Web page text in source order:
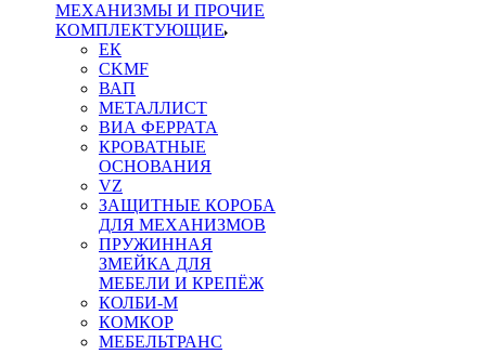
МЕХАНИЗМЫ И ПРОЧИЕ
КОМПЛЕКТУЮЩИЕ
ЕК
CKMF
ВАП
МЕТАЛЛИСТ
ВИА ФЕРРАТА
КРОВАТНЫЕ
ОСНОВАНИЯ
VZ
ЗАЩИТНЫЕ КОРОБА
ДЛЯ МЕХАНИЗМОВ
ПРУЖИННАЯ
ЗМЕЙКА ДЛЯ
МЕБЕЛИ И КРЕПЁЖ
КОЛБИ-М
КОМКОР
МЕБЕЛЬТРАНС